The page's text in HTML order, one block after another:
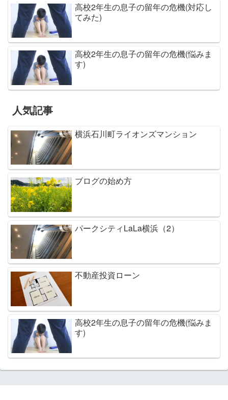
高校2年生の息子の留年の危機(対応し
てみた)
高校2年生の息子の留年の危機(悩みま
す)
人気記事
横浜石川町ライオンズマンション
ブログの始め方
パークシティLaLa横浜（2）
不動産投資ローン
高校2年生の息子の留年の危機(悩みま
す)